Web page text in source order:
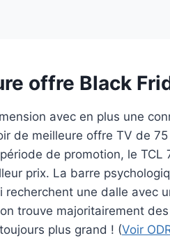
offre Black
avec en plus une
de meilleure offre TV de
de promotion, le TCL
prix. La barre
recherchent une dalle avec
trouve majoritairement
plus grand ! (Voir